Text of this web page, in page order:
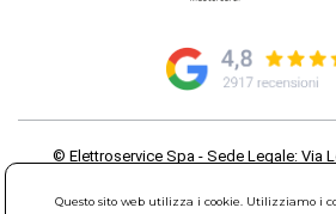
© Elettroservice Spa - Sede Legale: Via
Partita Iva: 01586761007 - Codice
Questo sito web utilizza i cookie. Utilizziamo i